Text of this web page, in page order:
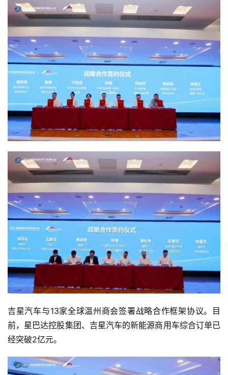
投
稿
每
日
好
诗
吉星汽车与13家全球温州商会签署战略合作框架协议。目
前，星巴达控股集团、吉星汽车的新能源商用车综合订单已
经突破2亿元。